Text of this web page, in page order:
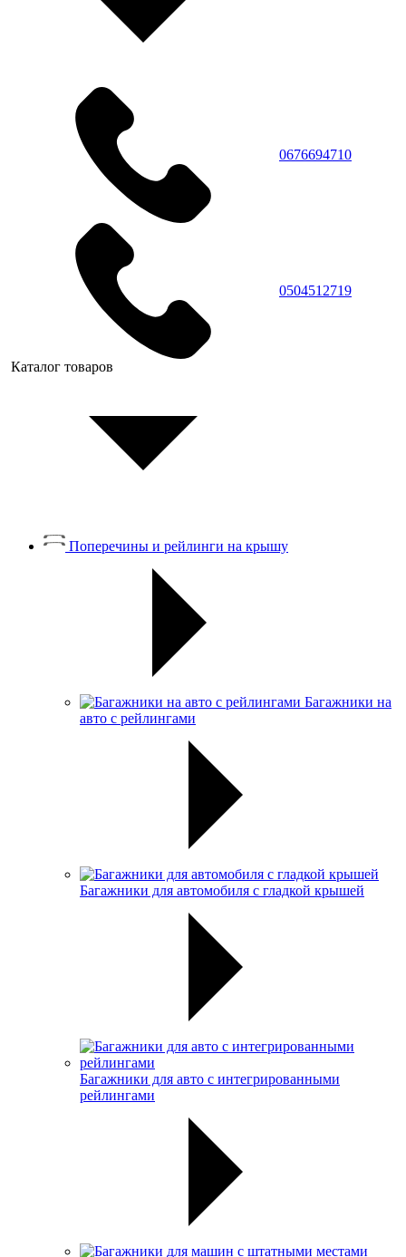
0676694710
0504512719
Каталог товаров
Поперечины и рейлинги на крышу
Багажники на
авто с рейлингами
Багажники для автомобиля с гладкой крышей
Багажники для авто с интегрированными
рейлингами